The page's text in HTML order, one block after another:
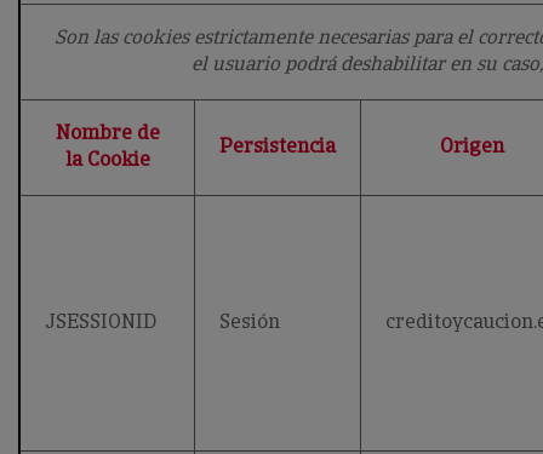
Son las cookies estrictamente necesarias para el
el usuario podrá deshabilitar en su
Nombre de
la Cookie
Persistencia Origen
JSESSIONID Sesión